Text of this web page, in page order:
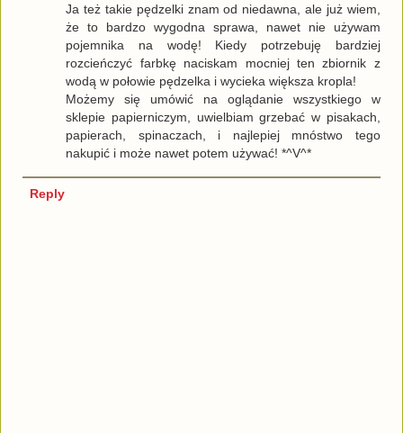
Ja też takie pędzelki znam od niedawna, ale już wiem,
że to bardzo wygodna sprawa, nawet nie używam
pojemnika na wodę! Kiedy potrzebuję bardziej
rozcieńczyć farbkę naciskam mocniej ten zbiornik z
wodą w połowie pędzelka i wycieka większa kropla!
Możemy się umówić na oglądanie wszystkiego w
sklepie papierniczym, uwielbiam grzebać w pisakach,
papierach, spinaczach, i najlepiej mnóstwo tego
nakupić i może nawet potem używać! *^V^*
Reply